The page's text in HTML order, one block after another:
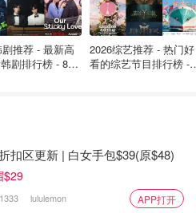
推荐 - 最新高
剧排行榜 - 8月
2026综艺推荐 - 热门好
看的综艺节目排行榜 -
扣区更新 | 白女手包$39(原$48)
$29
1333 lululemon APP打开